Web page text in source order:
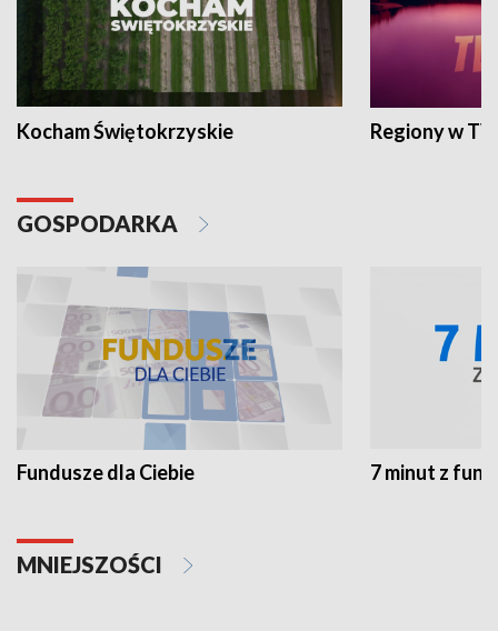
Kocham Świętokrzyskie Regiony w
GOSPODARKA
Fundusze dla Ciebie 7 minut z
MNIEJSZOŚCI